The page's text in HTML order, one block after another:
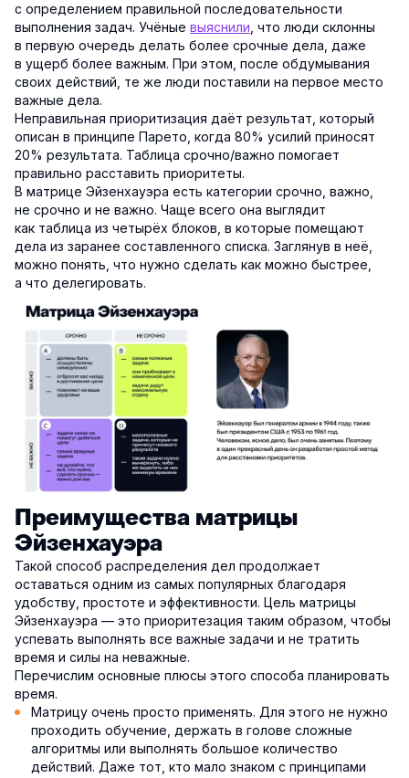
с определением правильной последовательности
выполнения задач. Учёные выяснили , что люди склонны
в первую очередь делать более срочные дела, даже
в ущерб более важным. При этом, после обдумывания
своих действий, те же люди поставили на первое место
важные дела.
Неправильная приоритизация даёт результат, который
описан в принципе Парето, когда 80% усилий приносят
20% результата. Таблица срочно/важно помогает
правильно расставить приоритеты.
В матрице Эйзенхауэра есть категории срочно, важно,
не срочно и не важно. Чаще всего она выглядит
как таблица из четырёх блоков, в которые помещают
дела из заранее составленного списка. Заглянув в неё,
можно понять, что нужно сделать как можно быстрее,
а что делегировать.
Преимущества матрицы
Эйзенхауэра
Такой способ распределения дел продолжает
оставаться одним из самых популярных благодаря
удобству, простоте и эффективности. Цель матрицы
Эйзенхауэра — это приоритезация таким образом, чтобы
успевать выполнять все важные задачи и не тратить
время и силы на неважные.
Перечислим основные плюсы этого способа планировать
время.
Матрицу очень просто применять. Для этого не нужно
проходить обучение, держать в голове сложные
алгоритмы или выполнять большое количество
действий. Даже тот, кто мало знаком с принципами